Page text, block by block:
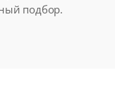
подбор.